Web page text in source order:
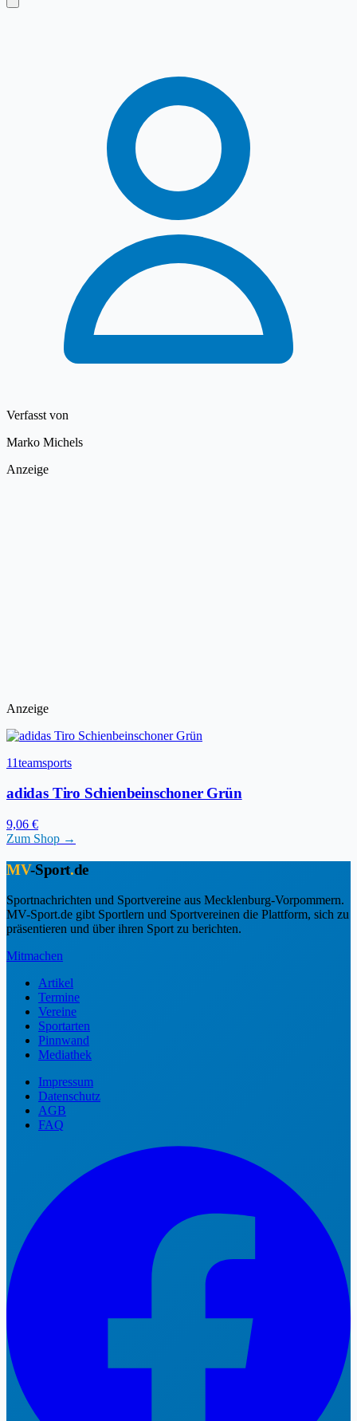
Verfasst von
Marko Michels
Anzeige
Anzeige
11teamsports
adidas Tiro Schienbeinschoner Grün
9,06 €
Zum Shop →
MV-Sport.de
Sportnachrichten und Sportvereine aus Mecklenburg-Vorpommern.
MV-Sport.de gibt Sportlern und Sportvereinen die Plattform, sich zu
präsentieren und über ihren Sport zu berichten.
Mitmachen
Artikel
Termine
Vereine
Sportarten
Pinnwand
Mediathek
Impressum
Datenschutz
AGB
FAQ